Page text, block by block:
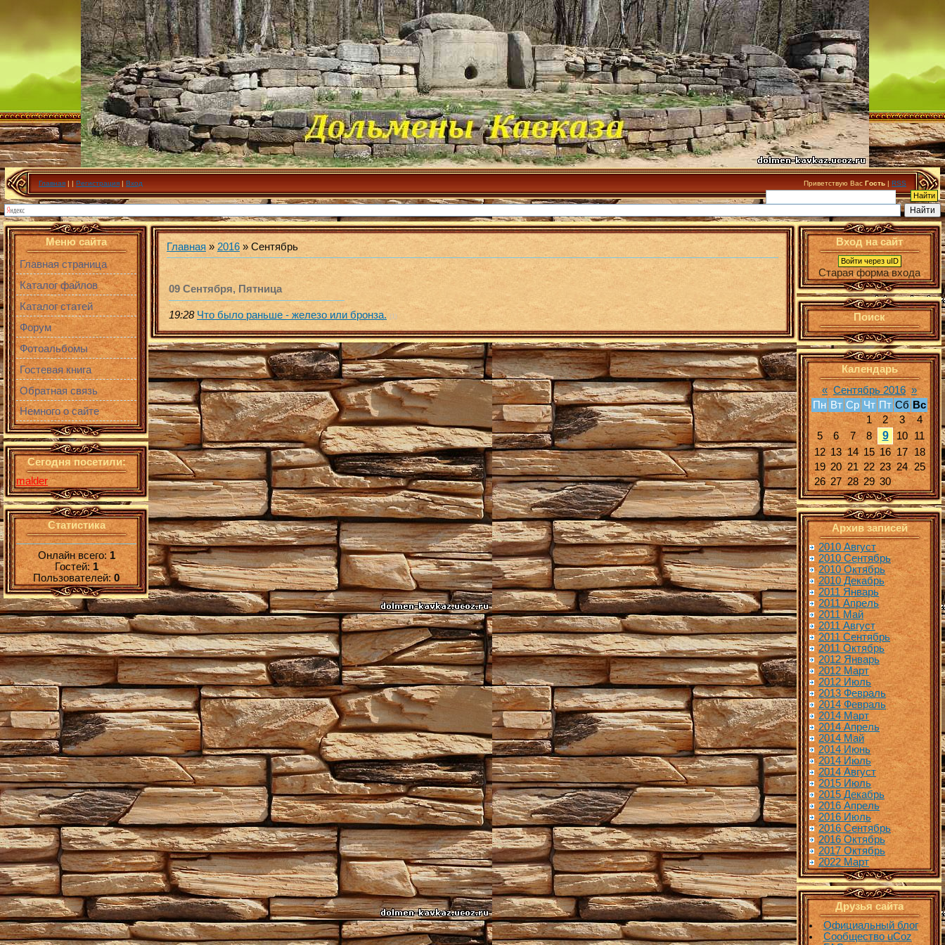
Главная | | Регистрация | Вход Приветствую Вас Гость | RSS
Меню сайта
Главная страница
Каталог файлов
Каталог статей
Форум
Фотоальбомы
Гостевая книга
Обратная связь
Немного о сайте
Сегодня посетили:
malder
Статистика
Онлайн всего: 1
Гостей: 1
Пользователей:0
Главная » 2016 » Сентябрь
09 Сентября, Пятница
19:28 Что было раньше - железо или бронза. (1)
Вход на сайт
Войти через uID
Старая форма входа
Поиск
Календарь
« Сентябрь 2016 »
Пн Вт Ср Чт Пт Сб Вс
1
2 3
4
5
6 7 8 9 10 11
12 13 14 15 16 17 18
19 20 21 22 23 24 25
26 27 28 29 30
Архив записей
2010 Август
2010 Сентябрь
2010 Октябрь
2010 Декабрь
2011 Январь
2011 Апрель
2011 Май
2011 Август
2011 Сентябрь
2011 Октябрь
2012 Январь
2012 Март
2012 Июль
2013 Февраль
2014 Февраль
2014 Март
2014 Апрель
2014 Май
2014 Июнь
2014 Июль
2014 Август
2015 Июль
2015 Декабрь
2016 Апрель
2016 Июль
2016 Сентябрь
2016 Октябрь
2017 Октябрь
2022 Март
Друзья сайта
Официальный блог
Сообщество uCoz